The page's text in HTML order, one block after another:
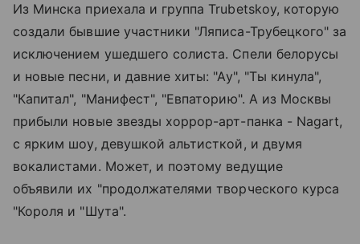
Из Минска приехала и группа Trubetskoy, которую
создали бывшие участники "Ляписа-Трубецкого" за
исключением ушедшего солиста. Спели белорусы
и новые песни, и давние хиты: "Ау", "Ты кинула",
"Капитал", "Манифест", "Евпаторию". А из Москвы
прибыли новые звезды хоррор-арт-панка - Nagart,
с ярким шоу, девушкой альтисткой, и двумя
вокалистами. Может, и поэтому ведущие
объявили их "продолжателями творческого курса
"Короля и "Шута".